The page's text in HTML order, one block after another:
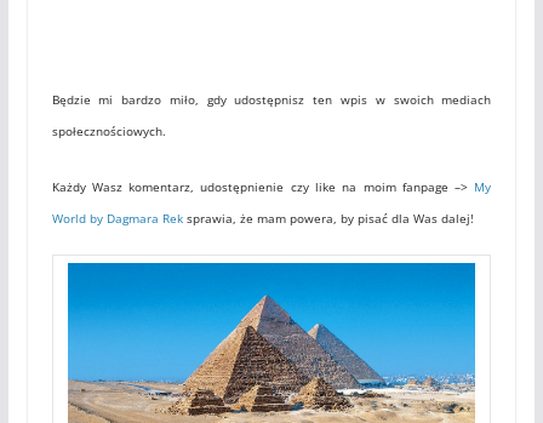
Będzie mi bardzo miło, gdy udostępnisz ten wpis w swoich mediach
społecznościowych.
Każdy Wasz komentarz, udostępnienie czy like na moim fanpage –> My
World by Dagmara Reksprawia, że mam powera, by pisać dla Was dalej!